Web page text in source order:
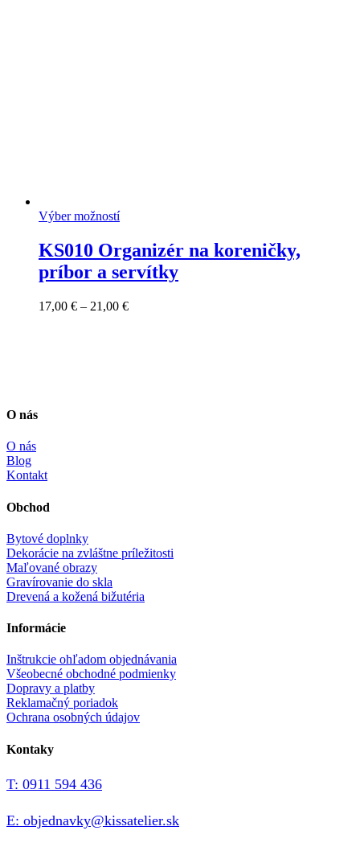
Výber možností
KS010 Organizér na koreničky,
príbor a servítky
17,00 € – 21,00 €Price
O nás
O nás
Blog
Kontakt
Obchod
Bytové doplnky
Dekorácie na zvláštne príležitosti
Maľované obrazy
Gravírovanie do skla
Drevená a kožená bižutéria
Informácie
Inštrukcie ohľadom objednávania
Všeobecné obchodné podmienky
Dopravy a platby
Reklamačný poriadok
Ochrana osobných údajov
Kontaky
T: 0911 594 436
E: objednavky@kissatelier.sk